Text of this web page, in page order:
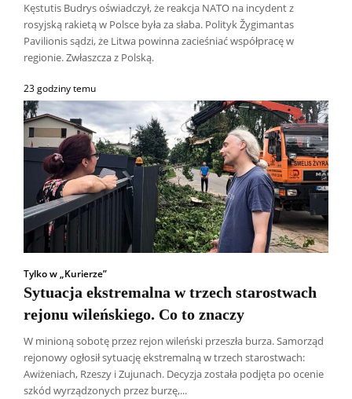
Kęstutis Budrys oświadczył, że reakcja NATO na incydent z
rosyjską rakietą w Polsce była za słaba. Polityk Žygimantas
Pavilionis sądzi, że Litwa powinna zacieśniać współpracę w
regionie. Zwłaszcza z Polską.
23 godziny temu
Tylko w „Kurierze”
Sytuacja ekstremalna w trzech starostwach
rejonu wileńskiego. Co to znaczy
W minioną sobotę przez rejon wileński przeszła burza. Samorząd
rejonowy ogłosił sytuację ekstremalną w trzech starostwach:
Awiżeniach, Rzeszy i Zujunach. Decyzja została podjęta po ocenie
szkód wyrządzonych przez burzę,...